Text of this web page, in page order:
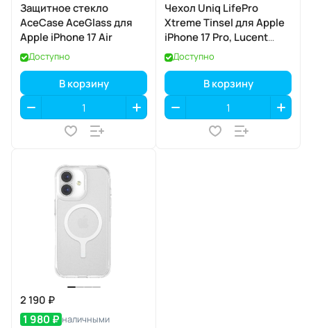
Защитное стекло
AceCase AceGlass для
Apple iPhone 17 Air
Доступно
В корзину
Чехол Uniq LifePro
Xtreme Tinsel для Apple
iPhone 17 Pro, Lucent
(прозрачный), MagSafe
Доступно
В корзину
2 190 ₽
1 980 ₽ наличными